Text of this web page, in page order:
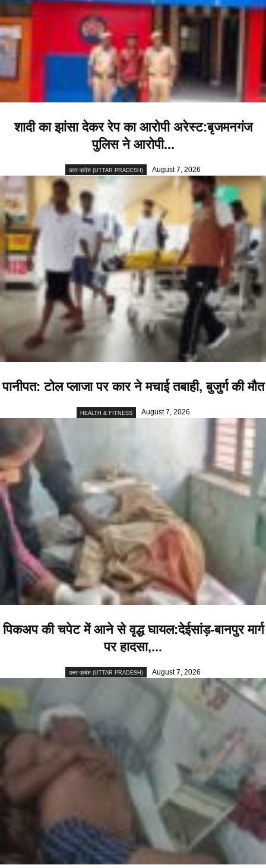
शादी का झांसा देकर रेप का आरोपी अरेस्ट:बृजमनगंज
पुलिस ने आरोपी...
उत्तर प्रदेश (UTTAR PRADESH) August 7, 2026
पानीपत: टोल प्लाजा पर कार ने मचाई तबाही, बुजुर्ग की मौत
HEALTH & FITNESS August 7, 2026
पिकअप की चपेट में आने से वृद्ध घायल:देईसांड़-बानपुर मार्ग
पर हादसा,...
उत्तर प्रदेश (UTTAR PRADESH) August 7, 2026